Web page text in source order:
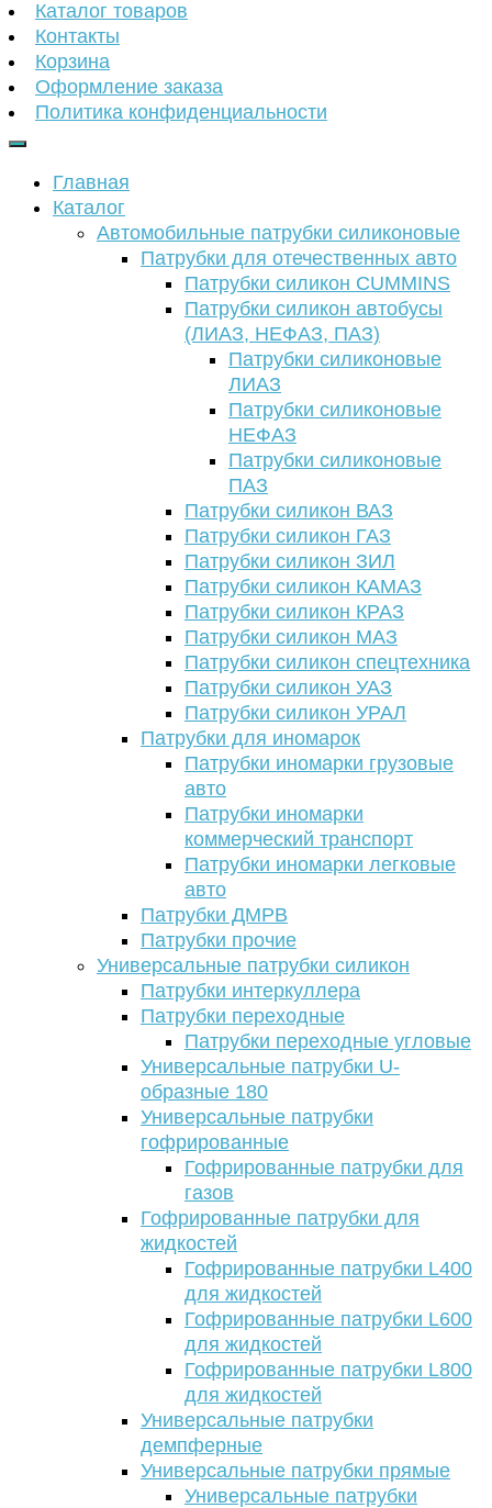
Каталог товаров
Контакты
Корзина
Оформление заказа
Политика конфиденциальности
Главная
Каталог
Автомобильные патрубки силиконовые
Патрубки для отечественных авто
Патрубки силикон CUMMINS
Патрубки силикон автобусы
(ЛИАЗ, НЕФАЗ, ПАЗ)
Патрубки силиконовые
ЛИАЗ
Патрубки силиконовые
НЕФАЗ
Патрубки силиконовые
ПАЗ
Патрубки силикон ВАЗ
Патрубки силикон ГАЗ
Патрубки силикон ЗИЛ
Патрубки силикон КАМАЗ
Патрубки силикон КРАЗ
Патрубки силикон МАЗ
Патрубки силикон спецтехника
Патрубки силикон УАЗ
Патрубки силикон УРАЛ
Патрубки для иномарок
Патрубки иномарки грузовые
авто
Патрубки иномарки
коммерческий транспорт
Патрубки иномарки легковые
авто
Патрубки ДМРВ
Патрубки прочие
Универсальные патрубки силикон
Патрубки интеркуллера
Патрубки переходные
Патрубки переходные угловые
Универсальные патрубки U-
образные 180
Универсальные патрубки
гофрированные
Гофрированные патрубки для
газов
Гофрированные патрубки для
жидкостей
Гофрированные патрубки L400
для жидкостей
Гофрированные патрубки L600
для жидкостей
Гофрированные патрубки L800
для жидкостей
Универсальные патрубки
демпферные
Универсальные патрубки прямые
Универсальные патрубки